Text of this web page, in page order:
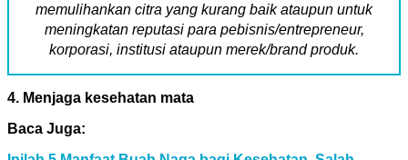
memulihankan citra yang kurang baik ataupun untuk
meningkatan reputasi para pebisnis/entrepreneur,
korporasi, institusi ataupun merek/brand produk.
4. Menjaga kesehatan mata
Baca Juga: